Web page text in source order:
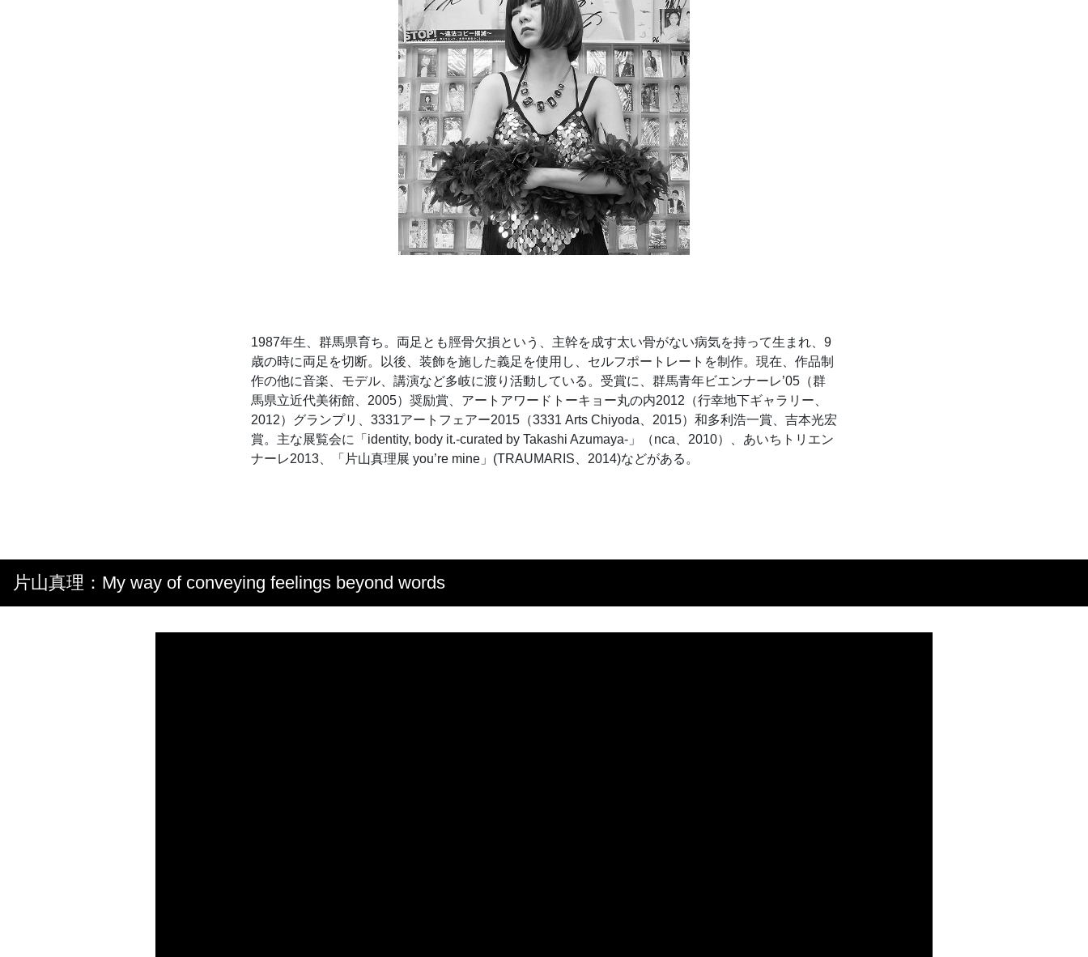
1987年生、群馬県育ち。両足とも脛骨欠損という、主幹を成す太い骨がない病気を持って生まれ、9
歳の時に両足を切断。以後、装飾を施した義足を使用し、セルフポートレートを制作。現在、作品制
作の他に音楽、モデル、講演など多岐に渡り活動している。受賞に、群馬青年ビエンナーレ’05（群
馬県立近代美術館、2005）奨励賞、アートアワードトーキョー丸の内2012（行幸地下ギャラリー、
2012）グランプリ、3331アートフェアー2015（3331 Arts Chiyoda、2015）和多利浩一賞、吉本光宏
賞。主な展覧会に「identity, body it.-curated by Takashi Azumaya-」（nca、2010）、あいちトリエン
ナーレ2013、「片山真理展 you’re mine」(TRAUMARIS、2014)などがある。
片山真理：My way of conveying feelings beyond words